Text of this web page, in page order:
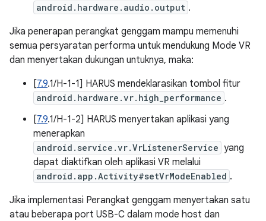
android.hardware.audio.output .
Jika penerapan perangkat genggam mampu memenuhi
semua persyaratan performa untuk mendukung Mode VR
dan menyertakan dukungan untuknya, maka:
[7.9.1/H-1-1] HARUS mendeklarasikan tombol fitur
android.hardware.vr.high_performance .
[7.9.1/H-1-2] HARUS menyertakan aplikasi yang
menerapkan
android.service.vr.VrListenerService yang
dapat diaktifkan oleh aplikasi VR melalui
android.app.Activity#setVrModeEnabled .
Jika implementasi Perangkat genggam menyertakan satu
atau beberapa port USB-C dalam mode host dan